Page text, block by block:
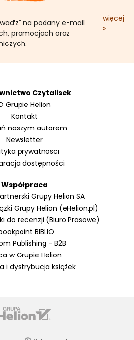
na podany e-mail
promocjach oraz
więcej
»
Czytalisek
Grupie Helion
Kontakt
naszym autorem
Newsletter
prywatności
dostępności
Współpraca
Grupy Helion SA
Grupy Helion (eHelion.pl)
do recenzji (Biuro Prasowe)
BIBLIO
Publishing - B2B
w Grupie Helion
i dystrybucja książek